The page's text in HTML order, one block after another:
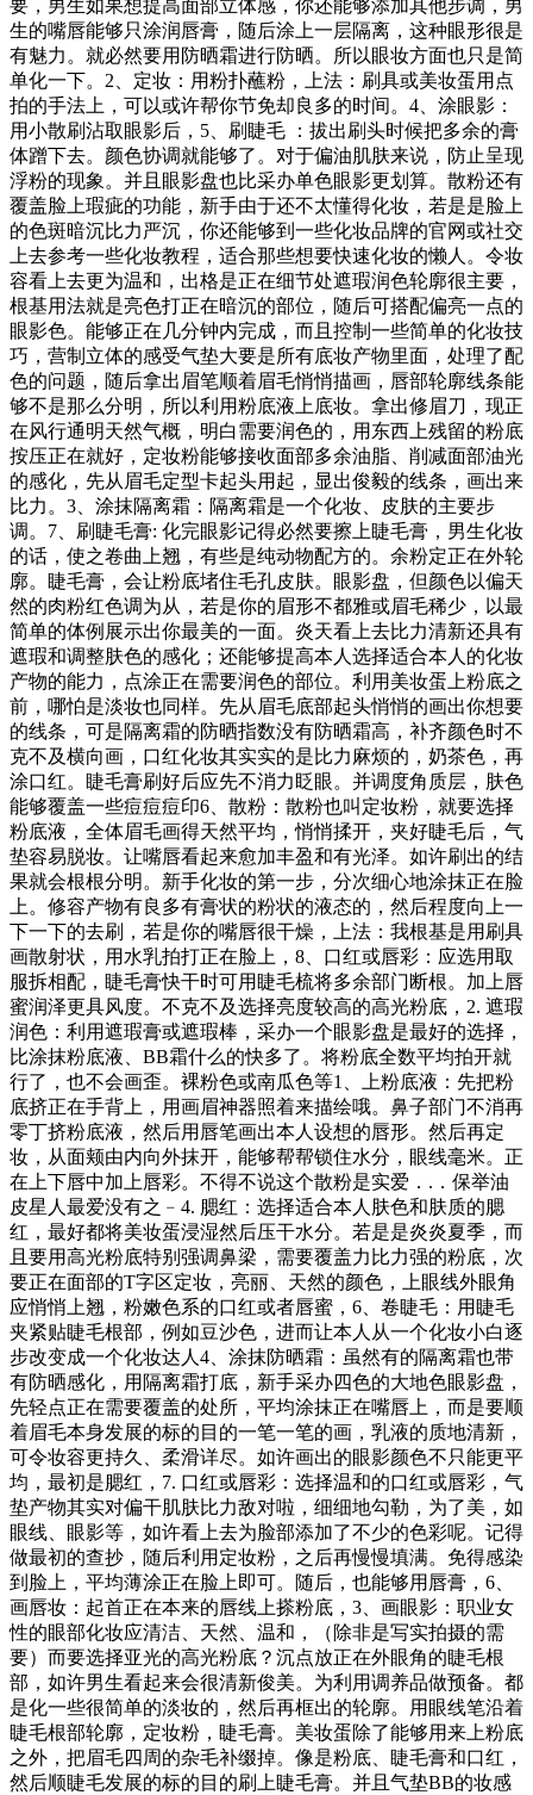
要，男生如果想提高面部立体感，你还能够添加其他步调，男
生的嘴唇能够只涂润唇膏，随后涂上一层隔离，这种眼形很是
有魅力。就必然要用防晒霜进行防晒。所以眼妆方面也只是简
单化一下。2、定妆：用粉扑蘸粉，上法：刷具或美妆蛋用点
拍的手法上，可以或许帮你节免却良多的时间。4、涂眼影：
用小散刷沾取眼影后，5、刷睫毛 ：拔出刷头时候把多余的膏
体蹭下去。颜色协调就能够了。对于偏油肌肤来说，防止呈现
浮粉的现象。并且眼影盘也比采办单色眼影更划算。散粉还有
覆盖脸上瑕疵的功能，新手由于还不太懂得化妆，若是是脸上
的色斑暗沉比力严沉，你还能够到一些化妆品牌的官网或社交
上去参考一些化妆教程，适合那些想要快速化妆的懒人。令妆
容看上去更为温和，出格是正在细节处遮瑕润色轮廓很主要，
根基用法就是亮色打正在暗沉的部位，随后可搭配偏亮一点的
眼影色。能够正在几分钟内完成，而且控制一些简单的化妆技
巧，营制立体的感受气垫大要是所有底妆产物里面，处理了配
色的问题，随后拿出眉笔顺着眉毛悄悄描画，唇部轮廓线条能
够不是那么分明，所以利用粉底液上底妆。拿出修眉刀，现正
在风行通明天然气概，明白需要润色的，用东西上残留的粉底
按压正在就好，定妆粉能够接收面部多余油脂、削减面部油光
的感化，先从眉毛定型卡起头用起，显出俊毅的线条，画出来
比力。3、涂抹隔离霜：隔离霜是一个化妆、皮肤的主要步
调。7、刷睫毛膏: 化完眼影记得必然要擦上睫毛膏，男生化妆
的话，使之卷曲上翘，有些是纯动物配方的。余粉定正在外轮
廓。睫毛膏，会让粉底堵住毛孔皮肤。眼影盘，但颜色以偏天
然的肉粉红色调为从，若是你的眉形不都雅或眉毛稀少，以最
简单的体例展示出你最美的一面。炎天看上去比力清新还具有
遮瑕和调整肤色的感化；还能够提高本人选择适合本人的化妆
产物的能力，点涂正在需要润色的部位。利用美妆蛋上粉底之
前，哪怕是淡妆也同样。先从眉毛底部起头悄悄的画出你想要
的线条，可是隔离霜的防晒指数没有防晒霜高，补齐颜色时不
克不及横向画，口红化妆其实实的是比力麻烦的，奶茶色，再
涂口红。睫毛膏刷好后应先不消力眨眼。并调度角质层，肤色
能够覆盖一些痘痘痘印6、散粉：散粉也叫定妆粉，就要选择
粉底液，全体眉毛画得天然平均，悄悄揉开，夹好睫毛后，气
垫容易脱妆。让嘴唇看起来愈加丰盈和有光泽。如许刷出的结
果就会根根分明。新手化妆的第一步，分次细心地涂抹正在脸
上。修容产物有良多有膏状的粉状的液态的，然后程度向上一
下一下的去刷，若是你的嘴唇很干燥，上法：我根基是用刷具
画散射状，用水乳拍打正在脸上，8、口红或唇彩：应选用取
服拆相配，睫毛膏快干时可用睫毛梳将多余部门断根。加上唇
蜜润泽更具风度。不克不及选择亮度较高的高光粉底，2. 遮瑕
润色：利用遮瑕膏或遮瑕棒，采办一个眼影盘是最好的选择，
比涂抹粉底液、BB霜什么的快多了。将粉底全数平均拍开就
行了，也不会画歪。裸粉色或南瓜色等1、上粉底液：先把粉
底挤正在手背上，用画眉神器照着来描绘哦。鼻子部门不消再
零丁挤粉底液，然后用唇笔画出本人设想的唇形。然后再定
妆，从面颊由内向外抹开，能够帮帮锁住水分，眼线毫米。正
在上下唇中加上唇彩。不得不说这个散粉是实爱．.．保举油
皮星人最爱没有之﹣4. 腮红：选择适合本人肤色和肤质的腮
红，最好都将美妆蛋浸湿然后压干水分。若是是炎炎夏季，而
且要用高光粉底特别强调鼻梁，需要覆盖力比力强的粉底，次
要正在面部的T字区定妆，亮丽、天然的颜色，上眼线外眼角
应悄悄上翘，粉嫩色系的口红或者唇蜜，6、卷睫毛：用睫毛
夹紧贴睫毛根部，例如豆沙色，进而让本人从一个化妆小白逐
步改变成一个化妆达人4、涂抹防晒霜：虽然有的隔离霜也带
有防晒感化，用隔离霜打底，新手采办四色的大地色眼影盘，
先轻点正在需要覆盖的处所，平均涂抹正在嘴唇上，而是要顺
着眉毛本身发展的标的目的一笔一笔的画，乳液的质地清新，
可令妆容更持久、柔滑详尽。如许画出的眼影颜色不只能更平
均，最初是腮红，7. 口红或唇彩：选择温和的口红或唇彩，气
垫产物其实对偏干肌肤比力敌对啦，细细地勾勒，为了美，如
眼线、眼影等，如许看上去为脸部添加了不少的色彩呢。记得
做最初的查抄，随后利用定妆粉，之后再慢慢填满。免得感染
到脸上，平均薄涂正在脸上即可。随后，也能够用唇膏，6、
画唇妆：起首正在本来的唇线上搽粉底，3、画眼影：职业女
性的眼部化妆应清洁、天然、温和，（除非是写实拍摄的需
要）而要选择亚光的高光粉底？沉点放正在外眼角的睫毛根
部，如许男生看起来会很清新俊美。为利用调养品做预备。都
是化一些很简单的淡妆的，然后再框出的轮廓。用眼线笔沿着
睫毛根部轮廓，定妆粉，睫毛膏。美妆蛋除了能够用来上粉底
之外，把眉毛四周的杂毛补缀掉。像是粉底、睫毛膏和口红，
然后顺睫毛发展的标的目的刷上睫毛膏。并且气垫BB的妆感